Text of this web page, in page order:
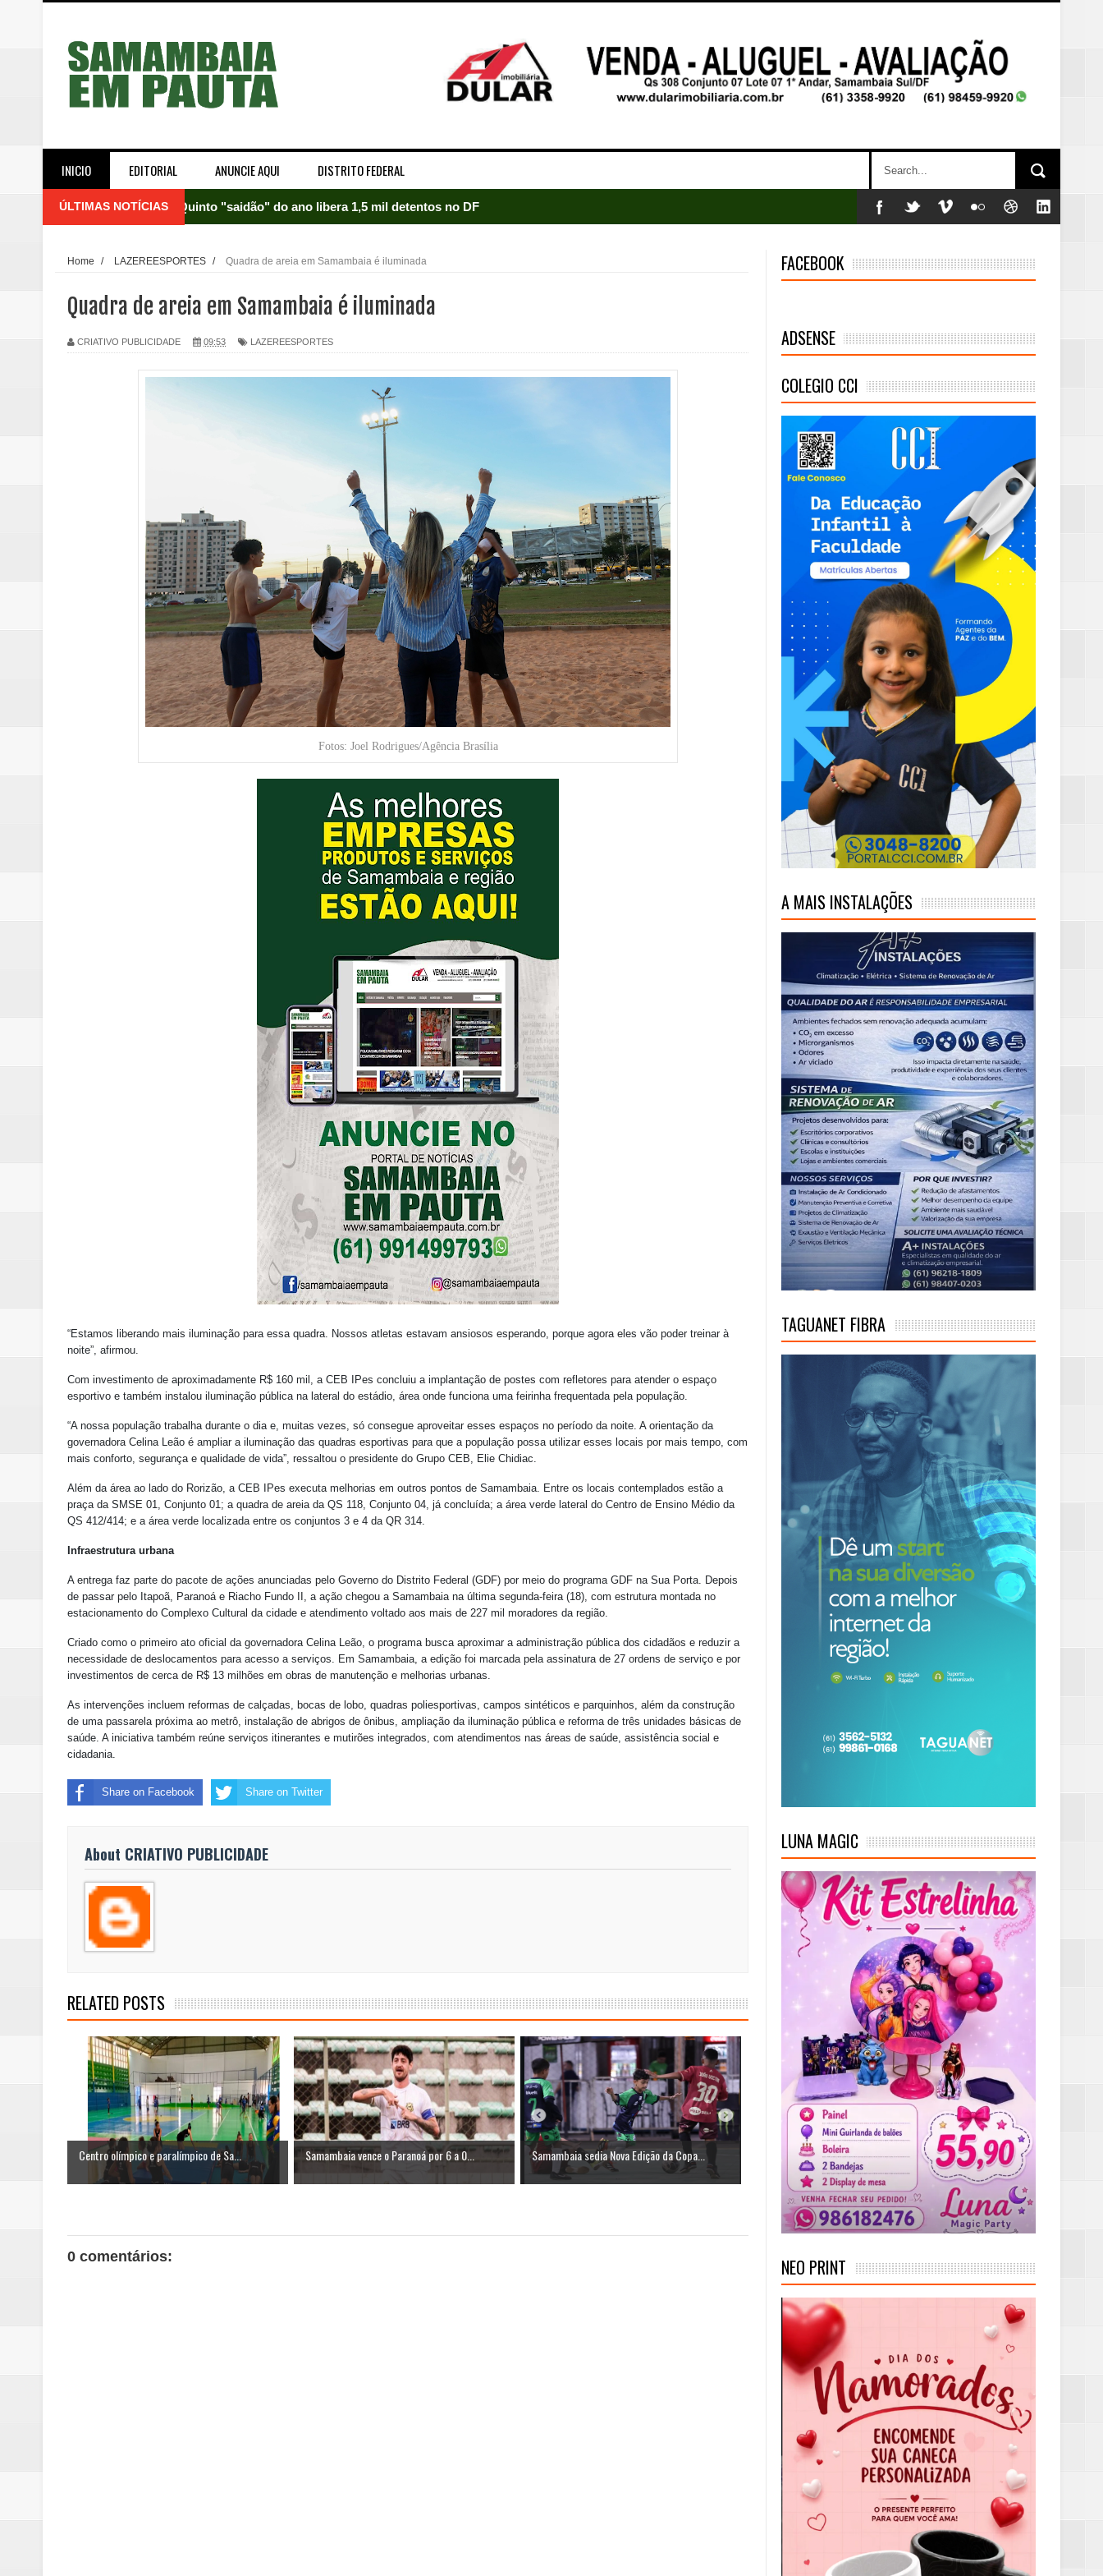
INICIO EDITORIAL ANUNCIE AQUI DISTRITO FEDERAL
ÚLTIMAS NOTÍCIAS Quinto "saidão" do ano libera 1,5 mil detentos no DF
Campanha para Transplante do Padre Lucas de Samambaia entra em mês decisivo com 72% da meta alcançada
Relatório apontou riscos no aterro sanitário de Samambaia meses antes de morte de trabalhador
Renata D'Aguiar intensifica ações sociais e cobrança por melhorias em Samambaia
Moradores encontram quase 50 escorpiões em boca de lobo em Samambaia
Homem é socorrido após ser vítima de agressão em Samambaia
Moradora de Samambaia tem prisão preventiva decretada pela Justiça
Claudeci Luart surge como uma nova força e esperança para os feirantes do DF
Samambaia inicia campanha para atualizar vacinação de crianças e adolescentes
Morador de Samambaia morre após sofrer mal súbito
PL e Flávio Bolsonaro oficializam candidatura de Hamilton Tatu por Samambaia, Recanto das Emas e Água Quente
Renata D´Aguiar destaca potencial da pecuária para fortalecer a economia do Distrito Federal
Trabalhador morre após ser atingido por trator em aterro de Samambaia
Laboratório de Vertentes Psy promove formação gratuita em Psytrance em Samambaia
PMDF resgata aves silvestres e autua cinco pessoas por crime ambiental em Samambaia
Claudeci Luart oficializará candidatura à CLDF na sede da Democracia Cristã nesta sexta-feira (31)
TJDFT promoverá Dia da Inclusão Digital em Samambaia
Celina Leão abre 8,4 pontos sobre Arruda e lidera disputa pelo GDF
Home / LAZEREESPORTES / Quadra de areia em Samambaia é iluminada
Quadra de areia em Samambaia é iluminada
CRIATIVO PUBLICIDADE 09:53 LAZEREESPORTES
Fotos: Joel Rodrigues/Agência Brasília
“Estamos liberando mais iluminação para essa quadra. Nossos atletas estavam ansiosos esperando, porque agora eles vão poder treinar à
noite”, afirmou.
Com investimento de aproximadamente R$ 160 mil, a CEB IPes concluiu a implantação de postes com refletores para atender o espaço
esportivo e também instalou iluminação pública na lateral do estádio, área onde funciona uma feirinha frequentada pela população.
“A nossa população trabalha durante o dia e, muitas vezes, só consegue aproveitar esses espaços no período da noite. A orientação da
governadora Celina Leão é ampliar a iluminação das quadras esportivas para que a população possa utilizar esses locais por mais tempo, com
mais conforto, segurança e qualidade de vida”, ressaltou o presidente do Grupo CEB, Elie Chidiac.
Além da área ao lado do Rorizão, a CEB IPes executa melhorias em outros pontos de Samambaia. Entre os locais contemplados estão a
praça da SMSE 01, Conjunto 01; a quadra de areia da QS 118, Conjunto 04, já concluída; a área verde lateral do Centro de Ensino Médio da
QS 412/414; e a área verde localizada entre os conjuntos 3 e 4 da QR 314.
Infraestrutura urbana
A entrega faz parte do pacote de ações anunciadas pelo Governo do Distrito Federal (GDF) por meio do programa GDF na Sua Porta. Depois
de passar pelo Itapoã, Paranoá e Riacho Fundo II, a ação chegou a Samambaia na última segunda-feira (18), com estrutura montada no
estacionamento do Complexo Cultural da cidade e atendimento voltado aos mais de 227 mil moradores da região.
Criado como o primeiro ato oficial da governadora Celina Leão, o programa busca aproximar a administração pública dos cidadãos e reduzir a
necessidade de deslocamentos para acesso a serviços. Em Samambaia, a edição foi marcada pela assinatura de 27 ordens de serviço e por
investimentos de cerca de R$ 13 milhões em obras de manutenção e melhorias urbanas.
As intervenções incluem reformas de calçadas, bocas de lobo, quadras poliesportivas, campos sintéticos e parquinhos, além da construção
de uma passarela próxima ao metrô, instalação de abrigos de ônibus, ampliação da iluminação pública e reforma de três unidades básicas de
saúde. A iniciativa também reúne serviços itinerantes e mutirões integrados, com atendimentos nas áreas de saúde, assistência social e
cidadania.
Share on Facebook Share on Twitter
About CRIATIVO PUBLICIDADE
RELATED POSTS
Centro olímpico e paralímpico de Sa... Samambaia vence o Paranoá por 6 a 0... Samambaia sedia Nova Edição da Copa...
0 comentários:
FACEBOOK
ADSENSE
COLEGIO CCI
A MAIS INSTALAÇÕES
TAGUANET FIBRA
LUNA MAGIC
NEO PRINT